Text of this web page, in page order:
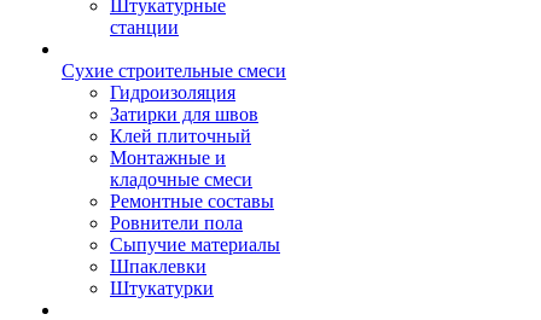
Штукатурные
станции
Сухие строительные смеси
Гидроизоляция
Затирки для швов
Клей плиточный
Монтажные и
кладочные смеси
Ремонтные составы
Ровнители пола
Сыпучие материалы
Шпаклевки
Штукатурки